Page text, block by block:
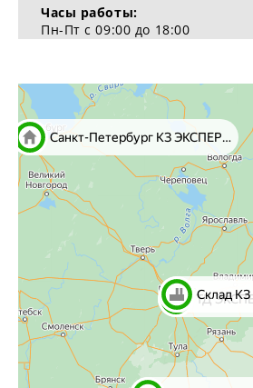
Часы работы:
Пн-Пт с 09:00 до 18:00